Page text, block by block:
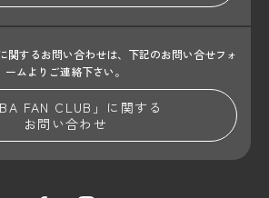
関するお問い合わせは、 下記のお問い合せフォ
ームよりご連絡下さい。
FAN CLUB」に関する
お問い合わせ